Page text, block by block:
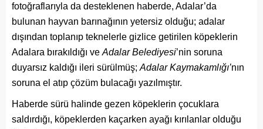
fotoğraflarıyla da desteklenen haberde, Adalar’da
bulunan hayvan barınağının yetersiz olduğu; adalar
dışından toplanıp teknelerle gizlice getirilen köpeklerin
Adalara bırakıldığı ve Adalar Belediyesi’nin soruna
duyarsız kaldığı ileri sürülmüş; Adalar Kaymakamlığı’nın
soruna el atıp çözüm bulacağı yazılmıştır.
Haberde sürü halinde gezen köpeklerin çocuklara
saldırdığı, köpeklerden kaçarken ayağı kırılanlar olduğu